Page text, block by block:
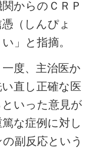
からのＣＲＰ
（しんぴょ
」と指摘。
度、主治医か
直し正確な医
いった意見が
な症例に対し
副反応という